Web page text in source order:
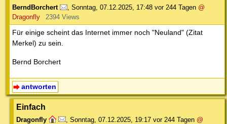
BerndBorchert , Sonntag, 07.12.2025, 17:48 vor 244 Tagen @
Dragonfly
2394 Views
Für einige scheint das Internet immer noch "Neuland" (Zitat
Merkel) zu sein.
Bernd Borchert
antworten
Einfach
Dragonfly Sonntag, 07.12.2025, 19:17 vor 244 Tagen @